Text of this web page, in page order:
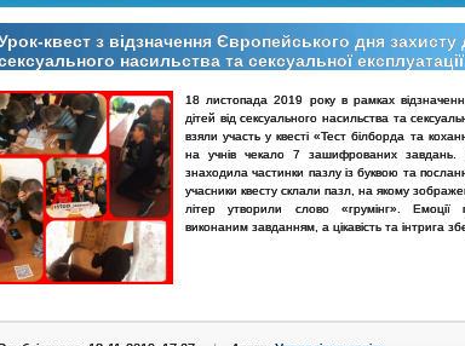
квест з відзначення Європейського дня захисту
насильства та сексуальної
18 листопада 2019 року в рамках
дітей від сексуального насильства та
взяли участь у квесті «Тест білборда та
на учнів чекало 7 зашифрованих завдань.
знаходила частинки пазлу із буквою та
учасники квесту склали пазл, на якому
літер утворили слово «грумінг».
виконаним завданням, а цікавість та інтрига